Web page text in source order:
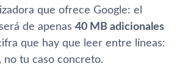
que ofrece Google: el
de apenas 40 MB adicionales
que hay que leer entre líneas:
no tu caso concreto.